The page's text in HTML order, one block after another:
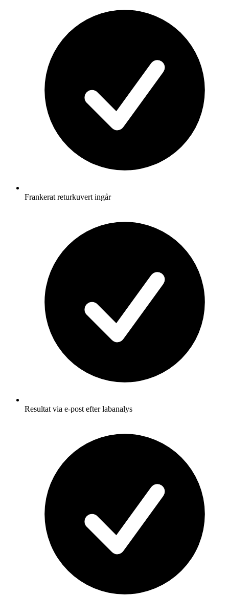
Frankerat returkuvert ingår
Resultat via e-post efter labanalys